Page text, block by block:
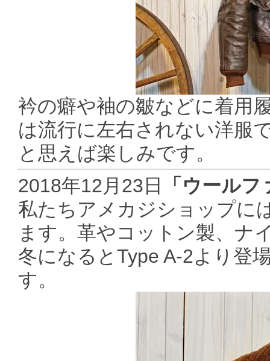
衿の癖や袖の皺などに着用
は流行に左右されない洋服
と思えば楽しみです。
2018年12月23日
「ウール
私たちアメカジショップに
ます。革やコットン製、ナ
冬になるとType A-2より登
す。